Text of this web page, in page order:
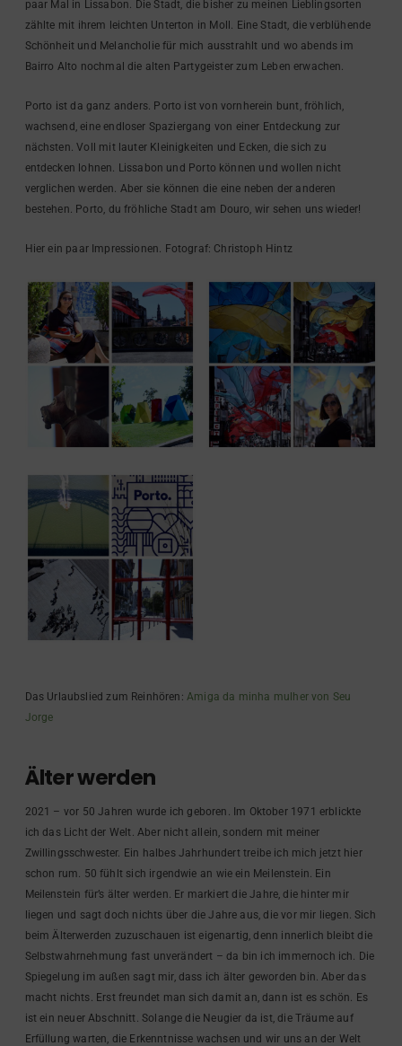
paar Mal in Lissabon. Die Stadt, die bisher zu meinen Lieblingsorten
zählte mit ihrem leichten Unterton in Moll. Eine Stadt, die verblühende
Schönheit und Melancholie für mich ausstrahlt und wo abends im
Bairro Alto nochmal die alten Partygeister zum Leben erwachen.
Porto ist da ganz anders. Porto ist von vornherein bunt, fröhlich,
wachsend, eine endloser Spaziergang von einer Entdeckung zur
nächsten. Voll mit lauter Kleinigkeiten und Ecken, die sich zu
entdecken lohnen. Lissabon und Porto können und wollen nicht
verglichen werden. Aber sie können die eine neben der anderen
bestehen. Porto, du fröhliche Stadt am Douro, wir sehen uns wieder!
Hier ein paar Impressionen. Fotograf: Christoph Hintz
Das Urlaubslied zum Reinhören:Amiga da minha mulher von Seu
Jorge
Älter werden
2021 – vor 50 Jahren wurde ich geboren. Im Oktober 1971 erblickte
ich das Licht der Welt. Aber nicht allein, sondern mit meiner
Zwillingsschwester. Ein halbes Jahrhundert treibe ich mich jetzt hier
schon rum. 50 fühlt sich irgendwie an wie ein Meilenstein. Ein
Meilenstein für’s älter werden. Er markiert die Jahre, die hinter mir
liegen und sagt doch nichts über die Jahre aus, die vor mir liegen. Sich
beim Älterwerden zuzuschauen ist eigenartig, denn innerlich bleibt die
Selbstwahrnehmung fast unverändert – da bin ich immernoch ich. Die
Spiegelung im außen sagt mir, dass ich älter geworden bin. Aber das
macht nichts. Erst freundet man sich damit an, dann ist es schön. Es
ist ein neuer Abschnitt. Solange die Neugier da ist, die Träume auf
Erfüllung warten, die Erkenntnisse wachsen und wir uns an der Welt